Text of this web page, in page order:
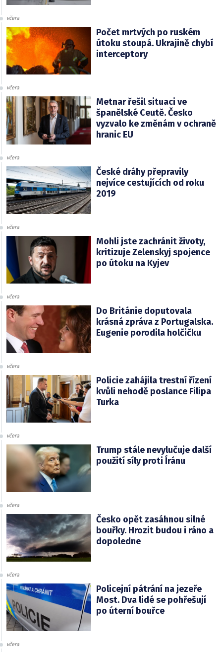
včera
Počet mrtvých po ruském
útoku stoupá. Ukrajině chybí
interceptory
včera
Metnar řešil situaci ve
španělské Ceutě. Česko
vyzvalo ke změnám v ochraně
hranic EU
včera
České dráhy přepravily
nejvíce cestujících od roku
2019
včera
Mohli jste zachránit životy,
kritizuje Zelenskyj spojence
po útoku na Kyjev
včera
Do Británie doputovala
krásná zpráva z Portugalska.
Eugenie porodila holčičku
včera
Policie zahájila trestní řízení
kvůli nehodě poslance Filipa
Turka
včera
Trump stále nevylučuje další
použití síly proti Íránu
včera
Česko opět zasáhnou silné
bouřky. Hrozit budou i ráno a
dopoledne
včera
Policejní pátrání na jezeře
Most. Dva lidé se pohřešují
po úterní bouřce
včera